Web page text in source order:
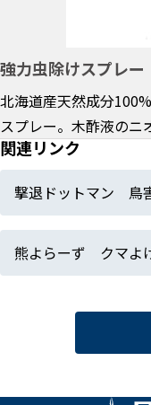
強力虫除けスプレー
北海道産天然成分
スプレー。木酢液のニ
関連リンク
撃退ドットマン 鳥
熊よらーず クマよ